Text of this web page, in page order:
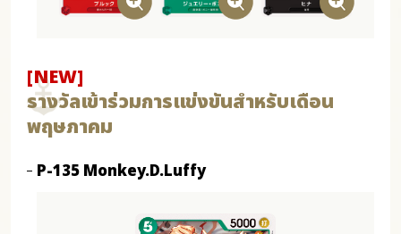
[NEW]
รางวัลเข้าร่วมการแข่งขันสำหรับเดือน
พฤษภาคม
P-135 Monkey.D.Luffy